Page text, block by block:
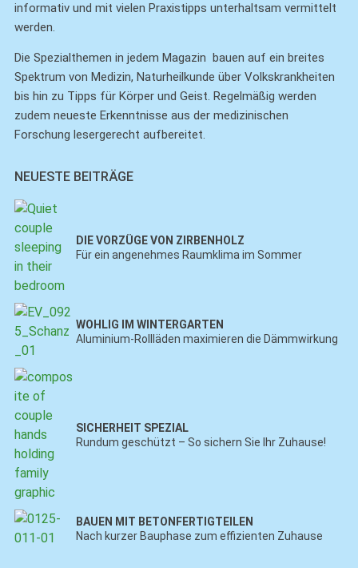
informativ und mit vielen Praxistipps unterhaltsam vermittelt
werden.
Die Spezialthemen in jedem Magazin bauen auf ein breites
Spektrum von Medizin, Naturheilkunde über Volkskrankheiten
bis hin zu Tipps für Körper und Geist. Regelmäßig werden
zudem neueste Erkenntnisse aus der medizinischen
Forschung lesergerecht aufbereitet.
NEUESTE BEITRÄGE
DIE VORZÜGE VON ZIRBENHOLZ
Für ein angenehmes Raumklima im Sommer
WOHLIG IM WINTERGARTEN
Aluminium-Rollläden maximieren die Dämmwirkung
SICHERHEIT SPEZIAL
Rundum geschützt – So sichern Sie Ihr Zuhause!
BAUEN MIT BETONFERTIGTEILEN
Nach kurzer Bauphase zum effizienten Zuhause